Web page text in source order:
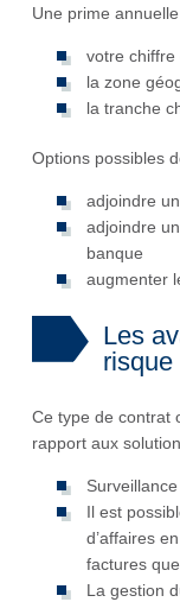
Une prime
votre chiffre
la zone
la tranche
Options possibles
adjoindre
adjoindre
banque
augmenter
Les
risque
Ce type de contrat
rapport aux
Il est
d’affaires
factures
La gestion